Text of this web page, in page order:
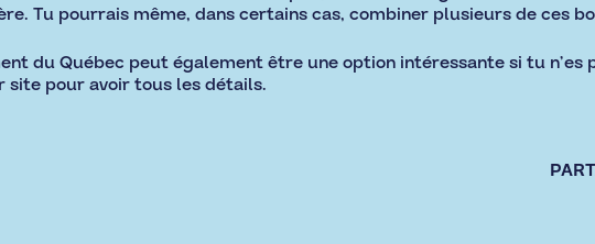
Tu pourrais même, dans certains cas, combiner plusieurs de ces
du Québec peut également être une option intéressante si tu n’es
site pour avoir tous les détails.